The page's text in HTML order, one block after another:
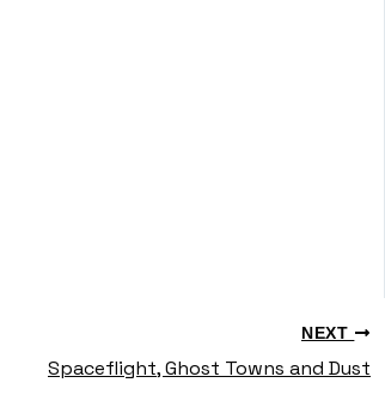
NEXT
Spaceflight, Ghost Towns and Dust